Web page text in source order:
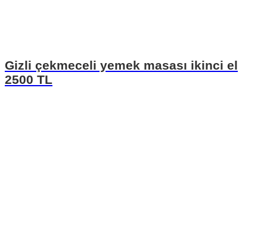
Gizli çekmeceli yemek masası ikinci el
2500 TL